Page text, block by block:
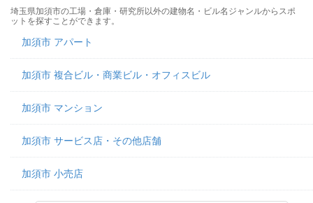
埼玉県加須市の工場・倉庫・研究所以外の建物名・ビル名ジャンルからスポ
ットを探すことができます。
加須市 アパート
加須市 複合ビル・商業ビル・オフィスビル
加須市 マンション
加須市 サービス店・その他店舗
加須市 小売店